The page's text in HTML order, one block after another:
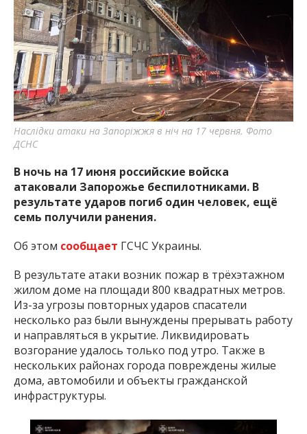
важную информацию о событиях
города Запорожья и области.
Наслідки атаки на Запоріжжя в ніч на 17 червня. Фото
ДСНС
В ночь на 17 июня российские войска
атаковали Запорожье беспилотниками. В
результате ударов погиб один человек, ещё
семь получили ранения.
Об этом сообщает ГСЧС Украины.
В результате атаки возник пожар в трёхэтажном
жилом доме на площади 800 квадратных метров.
Из-за угрозы повторных ударов спасатели
несколько раз были вынуждены прерывать работу
и направляться в укрытие. Ликвидировать
возгорание удалось только под утро. Также в
нескольких районах города повреждены жилые
дома, автомобили и объекты гражданской
инфраструктуры.